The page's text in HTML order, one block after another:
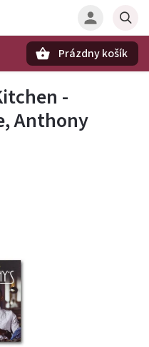
Prázdny košík
-
Anthony